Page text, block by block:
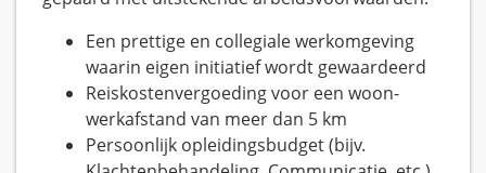
Een prettige en collegiale werkomgeving
waarin eigen initiatief wordt gewaardeerd
Reiskostenvergoeding voor een woon-
werkafstand van meer dan 5 km
Persoonlijk opleidingsbudget (bijv.